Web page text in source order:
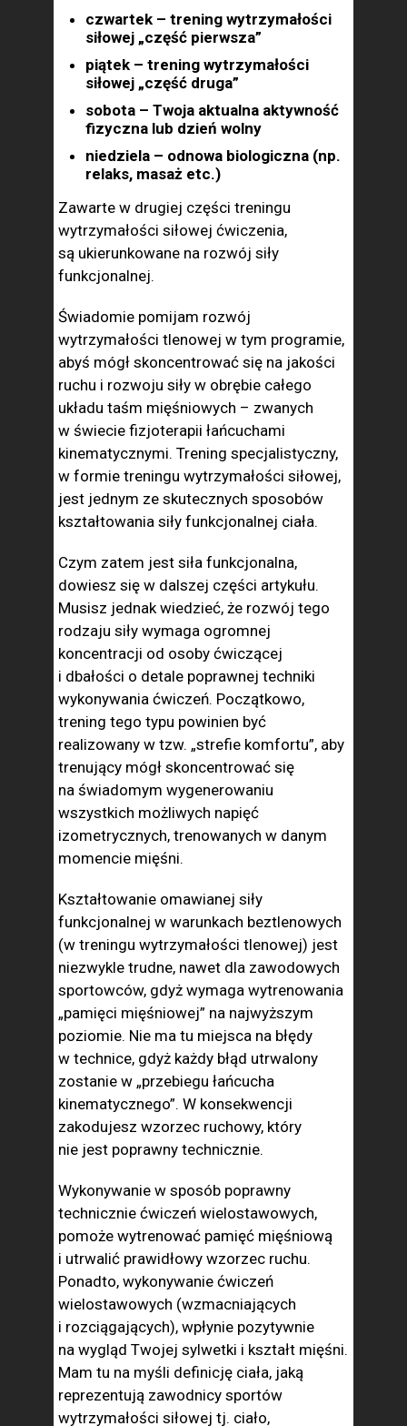
czwartek – trening wytrzymałości
siłowej „część pierwsza”
piątek – trening wytrzymałości
siłowej „część druga”
sobota – Twoja aktualna aktywność
fizyczna lub dzień wolny
niedziela – odnowa biologiczna (np.
relaks, masaż etc.)
Zawarte w drugiej części treningu
wytrzymałości siłowej ćwiczenia,
są ukierunkowane na rozwój siły
funkcjonalnej.
Świadomie pomijam rozwój
wytrzymałości tlenowej w tym programie,
abyś mógł skoncentrować się na jakości
ruchu i rozwoju siły w obrębie całego
układu taśm mięśniowych – zwanych
w świecie fizjoterapii łańcuchami
kinematycznymi. Trening specjalistyczny,
w formie treningu wytrzymałości siłowej,
jest jednym ze skutecznych sposobów
kształtowania siły funkcjonalnej ciała.
Czym zatem jest siła funkcjonalna,
dowiesz się w dalszej części artykułu.
Musisz jednak wiedzieć, że rozwój tego
rodzaju siły wymaga ogromnej
koncentracji od osoby ćwiczącej
i dbałości o detale poprawnej techniki
wykonywania ćwiczeń. Początkowo,
trening tego typu powinien być
realizowany w tzw. „strefie komfortu”, aby
trenujący mógł skoncentrować się
na świadomym wygenerowaniu
wszystkich możliwych napięć
izometrycznych, trenowanych w danym
momencie mięśni.
Kształtowanie omawianej siły
funkcjonalnej w warunkach beztlenowych
(w treningu wytrzymałości tlenowej) jest
niezwykle trudne, nawet dla zawodowych
sportowców, gdyż wymaga wytrenowania
„pamięci mięśniowej” na najwyższym
poziomie. Nie ma tu miejsca na błędy
w technice, gdyż każdy błąd utrwalony
zostanie w „przebiegu łańcucha
kinematycznego”. W konsekwencji
zakodujesz wzorzec ruchowy, który
nie jest poprawny technicznie.
Wykonywanie w sposób poprawny
technicznie ćwiczeń wielostawowych,
pomoże wytrenować pamięć mięśniową
i utrwalić prawidłowy wzorzec ruchu.
Ponadto, wykonywanie ćwiczeń
wielostawowych (wzmacniających
i rozciągających), wpłynie pozytywnie
na wygląd Twojej sylwetki i kształt mięśni.
Mam tu na myśli definicję ciała, jaką
reprezentują zawodnicy sportów
wytrzymałości siłowej tj. ciało,